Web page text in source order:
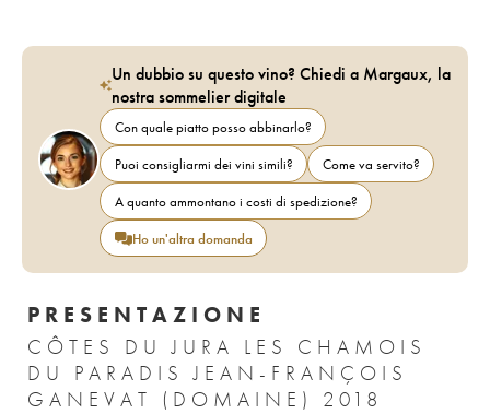
Un dubbio su questo vino? Chiedi a Margaux, la
nostra sommelier digitale
Con quale piatto posso abbinarlo?
Puoi consigliarmi dei vini simili?
Come va servito?
A quanto ammontano i costi di spedizione?
Ho un'altra domanda
PRESENTAZIONE
CÔTES DU JURA LES CHAMOIS
DU PARADIS JEAN-FRANÇOIS
GANEVAT (DOMAINE) 2018